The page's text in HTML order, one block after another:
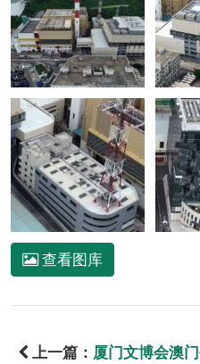
查看图库
上一篇： 厦门文博会澳